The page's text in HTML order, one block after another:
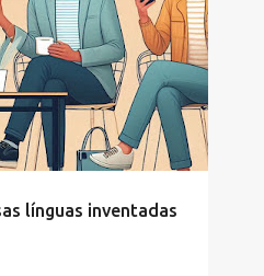
línguas inventadas
COMUNIDADE
+